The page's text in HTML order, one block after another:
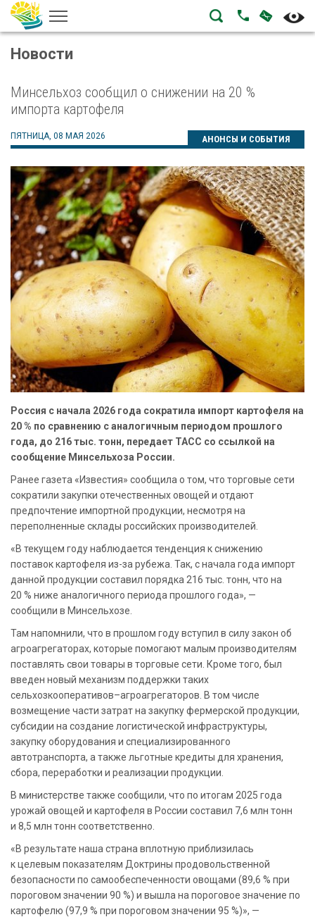
ПОЗВОНИТЬ
Новости
Минсельхоз сообщил о снижении на 20 %
импорта картофеля
АНОНСЫ И СОБЫТИЯ
ПЯТНИЦА, 08 МАЯ 2026
Россия с начала 2026 года сократила импорт картофеля на
20 % по сравнению с аналогичным периодом прошлого
года, до 216 тыс. тонн, передает ТАСС со ссылкой на
сообщение Минсельхоза России.
Ранее газета «Известия» сообщила о том, что торговые сети
сократили закупки отечественных овощей и отдают
предпочтение импортной продукции, несмотря на
переполненные склады российских производителей.
«В текущем году наблюдается тенденция к снижению
поставок картофеля из-за рубежа. Так, с начала года импорт
данной продукции составил порядка 216 тыс. тонн, что на
20 % ниже аналогичного периода прошлого года», —
сообщили в Минсельхозе.
Там напомнили, что в прошлом году вступил в силу закон об
агроагрегаторах, которые помогают малым производителям
поставлять свои товары в торговые сети. Кроме того, был
введен новый механизм поддержки таких
сельхозкооперативов–агроагрегаторов. В том числе
возмещение части затрат на закупку фермерской продукции,
субсидии на создание логистической инфраструктуры,
закупку оборудования и специализированного
автотранспорта, а также льготные кредиты для хранения,
сбора, переработки и реализации продукции.
В министерстве также сообщили, что по итогам 2025 года
урожай овощей и картофеля в России составил 7,6 млн тонн
и 8,5 млн тонн соответственно.
«В результате наша страна вплотную приблизилась
к целевым показателям Доктрины продовольственной
безопасности по самообеспеченности овощами (89,6 % при
пороговом значении 90 %) и вышла на пороговое значение по
картофелю (97,9 % при пороговом значении 95 %)», —